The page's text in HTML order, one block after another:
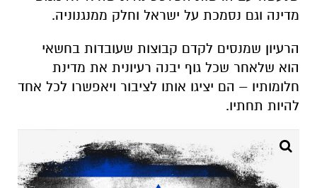
מדינה וגם נסמכת על ישראל וחלק ממנגנוניה.
הרעיון שמנסים לקדם קבוצות שעובדות בחשאי
הוא שלאחר שכל גוף יבנה רעיונית את מדינת
חלומותיו – הם יציגו אותו לציבור ויאפשרו לכל אחד
להיות תחתיו.